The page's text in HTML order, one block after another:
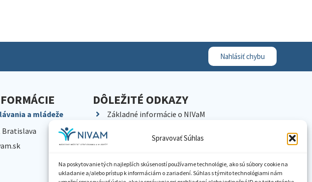
Spravovať Súhlas
Na poskytovanie tých najlepších skúseností používame technológie, ako sú súbory cookie na
ukladanie a/alebo prístup k informáciám o zariadení. Súhlas s týmito technológiami nám
Nahlásiť chybu
a mládeže
Bratislava
DÔLEŽITÉ ODKAZY
Základné informácie o NIVaM
Kariéra
Pracoviská NIVaM